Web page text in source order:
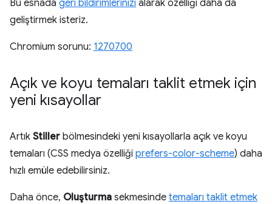
Bu esnada geri bildirimlerinizi alarak özelliği daha da
geliştirmek isteriz.
Chromium sorunu: 1270700
Açık ve koyu temaları taklit etmek için
yeni kısayollar
Artık Stiller bölmesindeki yeni kısayollarla açık ve koyu
temaları (CSS medya özelliği prefers-color-scheme) daha
hızlı emüle edebilirsiniz.
Daha önce, Oluşturma sekmesinde temaları taklit etmek